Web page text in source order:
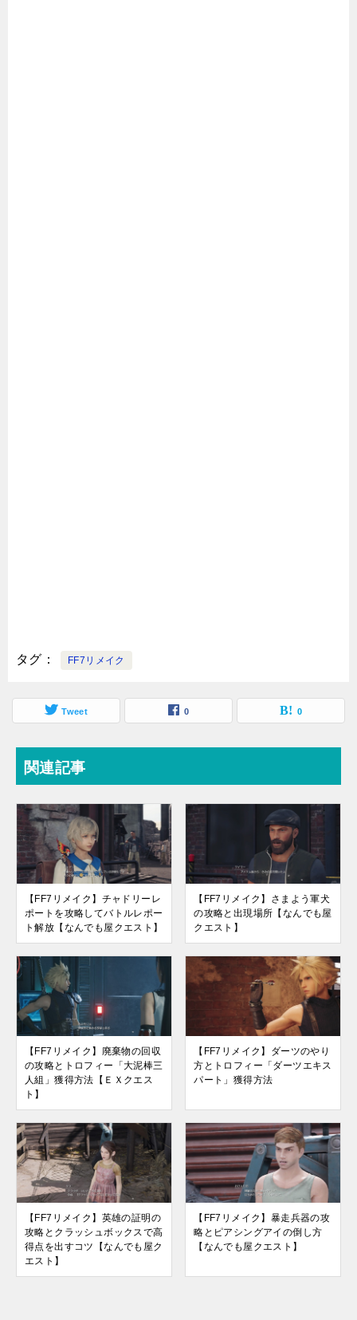
タグ FF7リメイク
Tweet 0 0
関連記事
【FF7リメイク】チャドリーレ
ポートを攻略してバトルレポー
ト解放【なんでも屋クエスト】
【FF7リメイク】さまよう軍犬
の攻略と出現場所【なんでも屋
クエスト】
【FF7リメイク】廃棄物の回収
の攻略とトロフィー「大泥棒三
人組」獲得方法【ＥＸクエス
ト】
【FF7リメイク】ダーツのやり
方とトロフィー「ダーツエキス
パート」獲得方法
【FF7リメイク】英雄の証明の
攻略とクラッシュボックスで高
得点を出すコツ【なんでも屋ク
エスト】
【FF7リメイク】暴走兵器の攻
略とピアシングアイの倒し方
【なんでも屋クエスト】